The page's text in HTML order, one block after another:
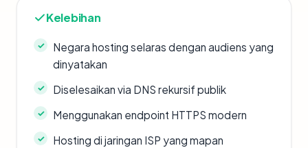
Kelebihan
Negara hosting selaras dengan audiens yang
dinyatakan
Diselesaikan via DNS rekursif publik
Menggunakan endpoint HTTPS modern
Hosting di jaringan ISP yang mapan